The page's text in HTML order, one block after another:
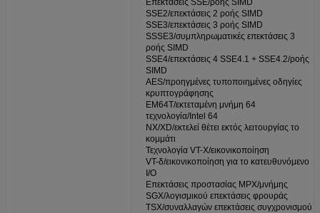
Επεκτάσεις SSE/ροής SIMD
SSE2/επεκτάσεις 2 ροής SIMD
SSE3/επεκτάσεις 3 ροής SIMD
SSSE3/συμπληρωματικές επεκτάσεις 3
ροής SIMD
SSE4/επεκτάσεις 4 SSE4.1 + SSE4.2/ροής
SIMD
AES/προηγμένες τυποποιημένες οδηγίες
κρυπτογράφησης
EM64T/εκτεταμένη μνήμη 64
τεχνολογία/Intel 64
NX/XD/εκτελεί θέτει εκτός λειτουργίας το
κομμάτι
Τεχνολογία VT-Χ/εικονικοποίηση
VT-δ/εικονικοποίηση για το κατευθυνόμενο
I/O
Επεκτάσεις προστασίας MPX/μνήμης
SGX/λογισμικού επεκτάσεις φρουράς
TSX/συναλλαγών επεκτάσεις συγχρονισμού